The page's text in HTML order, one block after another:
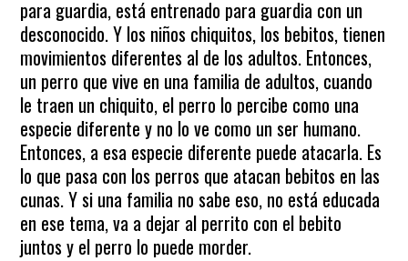
para guardia, está entrenado para guardia con un
desconocido. Y los niños chiquitos, los bebitos, tienen
movimientos diferentes al de los adultos. Entonces,
un perro que vive en una familia de adultos, cuando
le traen un chiquito, el perro lo percibe como una
especie diferente y no lo ve como un ser humano.
Entonces, a esa especie diferente puede atacarla. Es
lo que pasa con los perros que atacan bebitos en las
cunas. Y si una familia no sabe eso, no está educada
en ese tema, va a dejar al perrito con el bebito
juntos y el perro lo puede morder.